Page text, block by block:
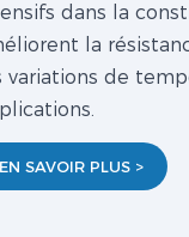
dans la
la
variations de
EN SAVOIR PLUS >